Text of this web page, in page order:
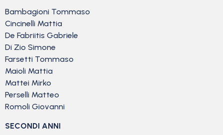
Bambagioni Tommaso
Cincinelli Mattia
De Fabriitis Gabriele
Di Zio Simone
Farsetti Tommaso
Maioli Mattia
Mattei Mirko
Perselli Matteo
Romoli Giovanni
SECONDI ANNI